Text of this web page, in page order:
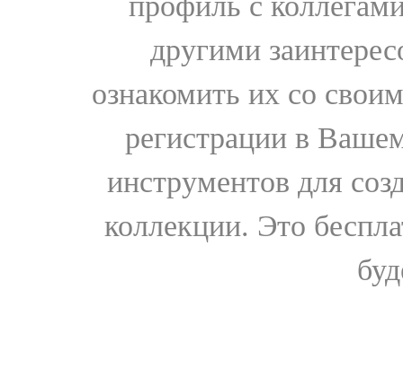
другими
ознакомить их со
регистрации в
инструментов для
коллекции. Это